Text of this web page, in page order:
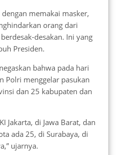
memakai masker,
orang dari
desakan. Ini yang
Presiden.
bahwa pada hari
Polri menggelar pasukan
dan 25 kabupaten dan
Jakarta, di Jawa Barat, dan
ada 25, di Surabaya, di
ujarnya.